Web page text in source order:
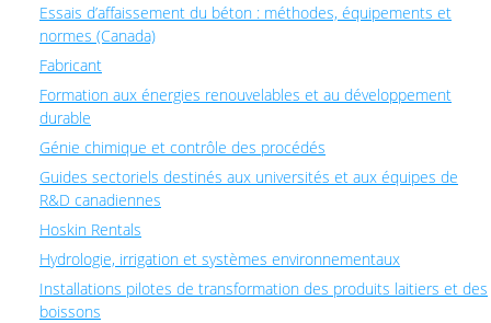
Essais d’affaissement du béton : méthodes, équipements et
normes (Canada)
Fabricant
Formation aux énergies renouvelables et au développement
durable
Génie chimique et contrôle des procédés
Guides sectoriels destinés aux universités et aux équipes de
R&D canadiennes
Hoskin Rentals
Hydrologie, irrigation et systèmes environnementaux
Installations pilotes de transformation des produits laitiers et des
boissons